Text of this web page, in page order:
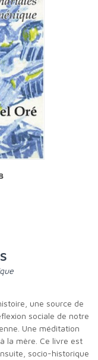
sociale de notre
Une méditation
la mère. Ce livre est
socio-historique